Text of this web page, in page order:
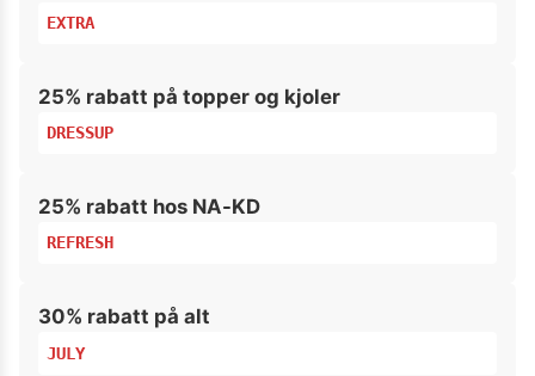
EXTRA
25% rabatt på topper og kjoler
DRESSUP
25% rabatt hos NA-KD
REFRESH
30% rabatt på alt
JULY